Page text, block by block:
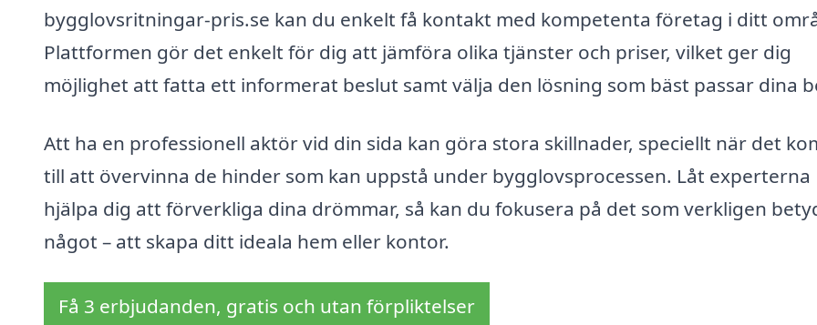
bygglovsritningar-pris.se kan du enkelt få kontakt med kompetenta företag i ditt
Plattformen gör det enkelt för dig att jämföra olika tjänster och priser, vilket ger dig
möjlighet att fatta ett informerat beslut samt välja den lösning som bäst passar dina
Att ha en professionell aktör vid din sida kan göra stora skillnader, speciellt när det
till att övervinna de hinder som kan uppstå under bygglovsprocessen. Låt experterna
hjälpa dig att förverkliga dina drömmar, så kan du fokusera på det som verkligen
något – att skapa ditt ideala hem eller kontor.
Få 3 erbjudanden, gratis och utan förpliktelser